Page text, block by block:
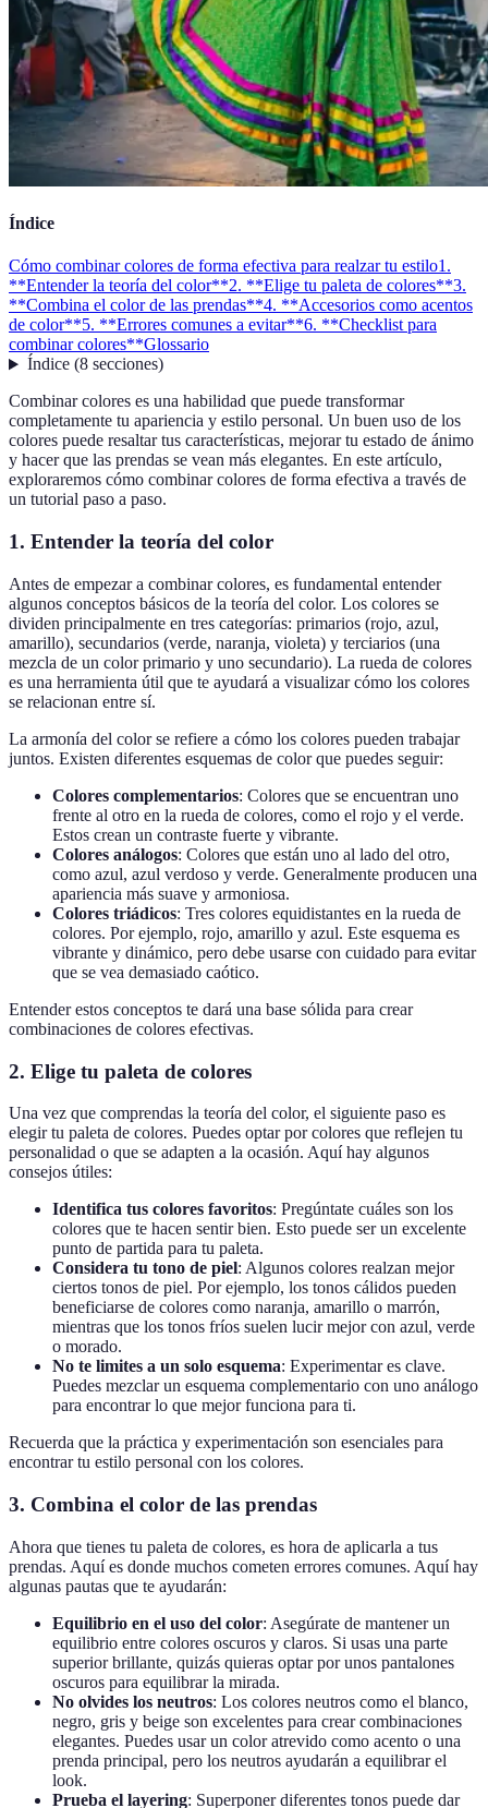
Índice
Cómo combinar colores de forma efectiva para realzar tu estilo1.
**Entender la teoría del color**2. **Elige tu paleta de colores**3.
**Combina el color de las prendas**4. **Accesorios como acentos
de color**5. **Errores comunes a evitar**6. **Checklist para
combinar colores**Glossario
Índice(8 secciones)
Combinar colores es una habilidad que puede transformar
completamente tu apariencia y estilo personal. Un buen uso de los
colores puede resaltar tus características, mejorar tu estado de ánimo
y hacer que las prendas se vean más elegantes. En este artículo,
exploraremos cómo combinar colores de forma efectiva a través de
un tutorial paso a paso.
1. Entender la teoría del color
Antes de empezar a combinar colores, es fundamental entender
algunos conceptos básicos de la teoría del color. Los colores se
dividen principalmente en tres categorías: primarios (rojo, azul,
amarillo), secundarios (verde, naranja, violeta) y terciarios (una
mezcla de un color primario y uno secundario). La rueda de colores
es una herramienta útil que te ayudará a visualizar cómo los colores
se relacionan entre sí.
La armonía del color se refiere a cómo los colores pueden trabajar
juntos. Existen diferentes esquemas de color que puedes seguir:
Colores complementarios: Colores que se encuentran uno
frente al otro en la rueda de colores, como el rojo y el verde.
Estos crean un contraste fuerte y vibrante.
Colores análogos: Colores que están uno al lado del otro,
como azul, azul verdoso y verde. Generalmente producen una
apariencia más suave y armoniosa.
Colores triádicos: Tres colores equidistantes en la rueda de
colores. Por ejemplo, rojo, amarillo y azul. Este esquema es
vibrante y dinámico, pero debe usarse con cuidado para evitar
que se vea demasiado caótico.
Entender estos conceptos te dará una base sólida para crear
combinaciones de colores efectivas.
2. Elige tu paleta de colores
Una vez que comprendas la teoría del color, el siguiente paso es
elegir tu paleta de colores. Puedes optar por colores que reflejen tu
personalidad o que se adapten a la ocasión. Aquí hay algunos
consejos útiles:
Identifica tus colores favoritos: Pregúntate cuáles son los
colores que te hacen sentir bien. Esto puede ser un excelente
punto de partida para tu paleta.
Considera tu tono de piel: Algunos colores realzan mejor
ciertos tonos de piel. Por ejemplo, los tonos cálidos pueden
beneficiarse de colores como naranja, amarillo o marrón,
mientras que los tonos fríos suelen lucir mejor con azul, verde
o morado.
No te limites a un solo esquema: Experimentar es clave.
Puedes mezclar un esquema complementario con uno análogo
para encontrar lo que mejor funciona para ti.
Recuerda que la práctica y experimentación son esenciales para
encontrar tu estilo personal con los colores.
3. Combina el color de las prendas
Ahora que tienes tu paleta de colores, es hora de aplicarla a tus
prendas. Aquí es donde muchos cometen errores comunes. Aquí hay
algunas pautas que te ayudarán:
Equilibrio en el uso del color: Asegúrate de mantener un
equilibrio entre colores oscuros y claros. Si usas una parte
superior brillante, quizás quieras optar por unos pantalones
oscuros para equilibrar la mirada.
No olvides los neutros: Los colores neutros como el blanco,
negro, gris y beige son excelentes para crear combinaciones
elegantes. Puedes usar un color atrevido como acento o una
prenda principal, pero los neutros ayudarán a equilibrar el
look.
Prueba el layering: Superponer diferentes tonos puede dar